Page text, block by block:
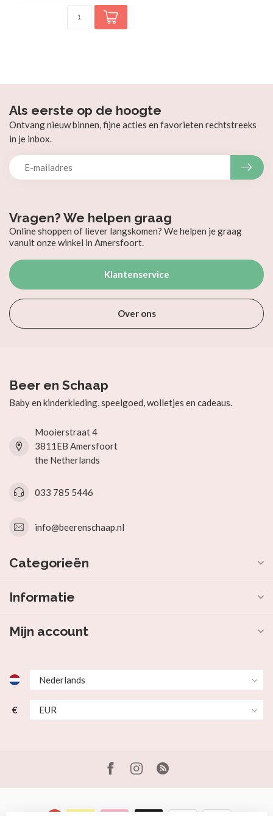
Vragen? We helpen graag
Online shoppen of liever langskomen? We helpen je graag
vanuit onze winkel in Amersfoort.
Klantenservice
Over ons
Als eerste op de hoogte
Ontvang nieuw binnen, fijne acties en favorieten rechtstreeks
in je inbox.
Beer en Schaap
Baby en kinderkleding, speelgoed, wolletjes en cadeaus.
Mooierstraat 4
3811EB Amersfoort
the Netherlands
033 785 5446
info@beerenschaap.nl
Categorieën
Informatie
Mijn account
€